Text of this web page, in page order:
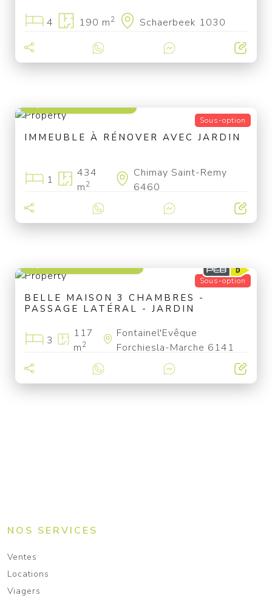
4 190 m2 Schaerbeek 1030
Sous-option
IMMEUBLE À RÉNOVER AVEC JARDIN
1
434
m2
Chimay Saint-Remy
6460
Sous-option
BELLE MAISON 3 CHAMBRES -
PASSAGE LATÉRAL - JARDIN
3
117
m2
Fontainel'Evêque
Forchiesla-Marche 6141
NOS SERVICES
Ventes
Locations
Viagers